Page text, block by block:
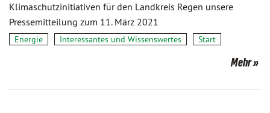
Klimaschutzinitiativen für den Landkreis Regen unsere
Pressemitteilung zum 11. März 2021
Energie Interessantes und Wissenswertes Start
Mehr